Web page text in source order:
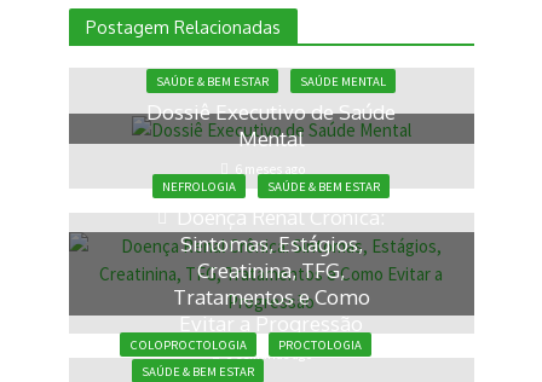
Postagem Relacionadas
SAÚDE & BEM ESTAR SAÚDE MENTAL
Dossiê Executivo de Saúde
Mental
6 meses ago
NEFROLOGIA
SAÚDE & BEM ESTAR
Doença Renal Crônica:
Sintomas, Estágios,
Creatinina, TFG,
Tratamentos e Como
Evitar a Progressão
3 semanas ago
COLOPROCTOLOGIA
PROCTOLOGIA
SAÚDE & BEM ESTAR